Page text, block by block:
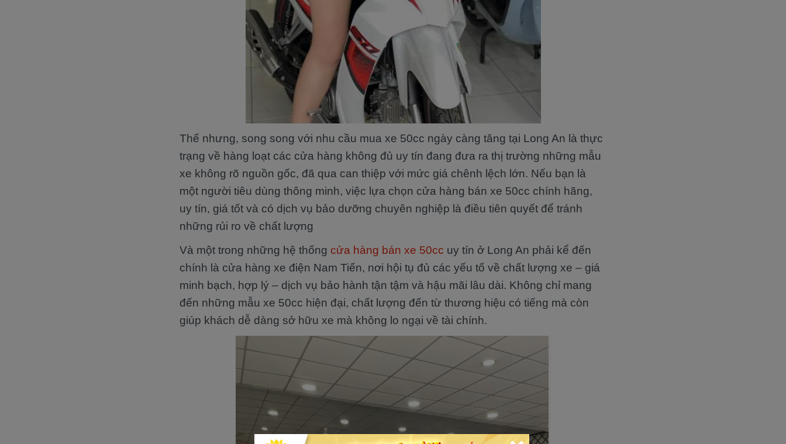
Thế nhưng, song song với nhu cầu mua xe 50cc ngày càng tăng tại Long An là thực
trạng về hàng loạt các cửa hàng không đủ uy tín đang đưa ra thị trường những mẫu
xe không rõ nguồn gốc, đã qua can thiệp với mức giá chênh lệch lớn. Nếu bạn là
một người tiêu dùng thông minh, việc lựa chọn cửa hàng bán xe 50cc chính hãng,
uy tín, giá tốt và có dịch vụ bảo dưỡng chuyên nghiệp là điều tiên quyết để tránh
những rủi ro về chất lượng
Và một trong những hệ thống cửa hàng bán xe 50cc uy tín ở Long An phải kể đến
chính là cửa hàng xe điện Nam Tiến, nơi hội tụ đủ các yếu tố về chất lượng xe – giá
minh bạch, hợp lý – dịch vụ bảo hành tận tậm và hậu mãi lâu dài. Không chỉ mang
đến những mẫu xe 50cc hiện đại, chất lượng đến từ thương hiệu có tiếng mà còn
giúp khách dễ dàng sở hữu xe mà không lo ngại về tài chính.